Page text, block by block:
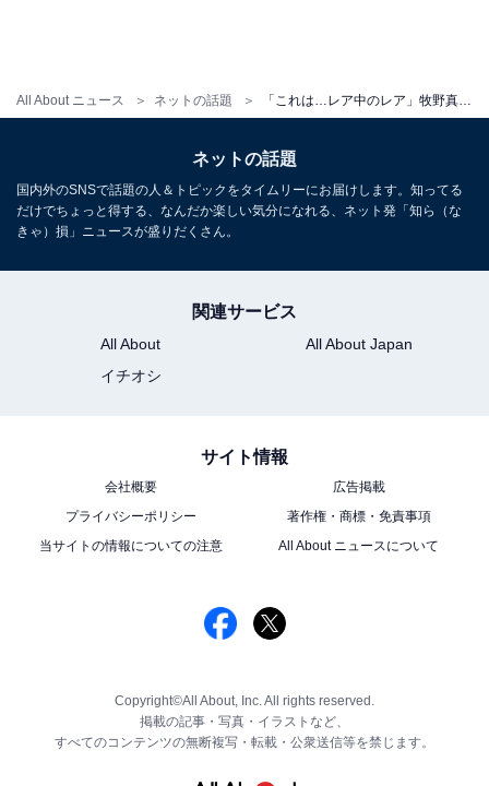
All About ニュース ネットの話題
ネットの話題
国内外のSNSで話題の人＆トピックをタイムリーにお届けします。知ってる
だけでちょっと得する、なんだか楽しい気分になれる、ネット発「知ら（な
きゃ）損」ニュースが盛りだくさん。
関連サービス
All About
All About Japan
イチオシ
サイト情報
会社概要
広告掲載
プライバシーポリシー
著作権・商標・免責事項
当サイトの情報についての注意
All About ニュースについて
Copyright©All About, Inc. All rights reserved.
掲載の記事・写真・イラストなど、
すべてのコンテンツの無断複写・転載・公衆送信等を禁じます。